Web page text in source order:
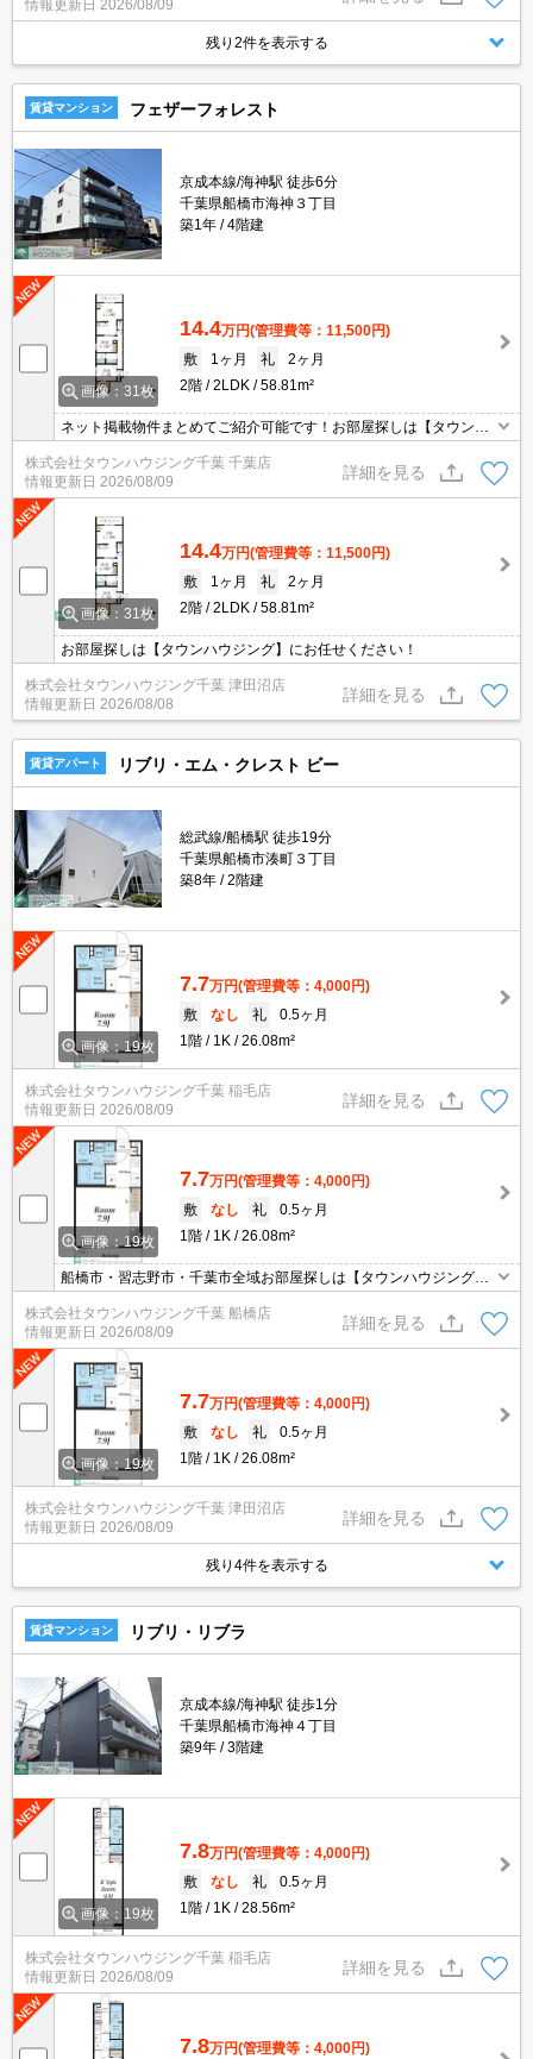
情報更新日 2026/08/09
残り2件を表示する
賃貸マンション フェザーフォレスト
京成本線/海神駅 徒歩6分
千葉県船橋市海神３丁目
築1年
4階建
画像：31枚
14.4万円(管理費等：11,500円)
敷
1ヶ月 礼
2ヶ月
2階
2LDK 58.81m²
ネット掲載物件まとめてご紹介可能です！お部屋探しは【タウンハ
ウジング】にお任せください！※オンライン内見・現地待ち合わせ
は事前にご相談ください。
株式会社タウンハウジング千葉 千葉店
情報更新日 2026/08/09
詳細を見る
画像：31枚
14.4万円(管理費等：11,500円)
敷
1ヶ月 礼
2ヶ月
2階
2LDK 58.81m²
お部屋探しは【タウンハウジング】にお任せください！
株式会社タウンハウジング千葉 津田沼店
情報更新日 2026/08/08
詳細を見る
賃貸アパート リブリ・エム・クレスト ビー
総武線/船橋駅 徒歩19分
千葉県船橋市湊町３丁目
築8年
2階建
画像：19枚
7.7万円(管理費等：4,000円)
敷
なし 礼
0.5ヶ月
1階
1K 26.08m²
株式会社タウンハウジング千葉 稲毛店
情報更新日 2026/08/09
詳細を見る
画像：19枚
7.7万円(管理費等：4,000円)
敷
なし 礼
0.5ヶ月
1階
1K 26.08m²
船橋市・習志野市・千葉市全域お部屋探しは【タウンハウジング】
にお任せください！
株式会社タウンハウジング千葉 船橋店
情報更新日 2026/08/09
詳細を見る
画像：19枚
7.7万円(管理費等：4,000円)
敷
なし 礼
0.5ヶ月
1階
1K 26.08m²
株式会社タウンハウジング千葉 津田沼店
情報更新日 2026/08/09
詳細を見る
残り4件を表示する
賃貸マンション リブリ・リブラ
京成本線/海神駅 徒歩1分
千葉県船橋市海神４丁目
築9年
3階建
画像：19枚
7.8万円(管理費等：4,000円)
敷
なし 礼
0.5ヶ月
1階
1K 28.56m²
株式会社タウンハウジング千葉 稲毛店
情報更新日 2026/08/09
詳細を見る
7.8万円(管理費等：4,000円)